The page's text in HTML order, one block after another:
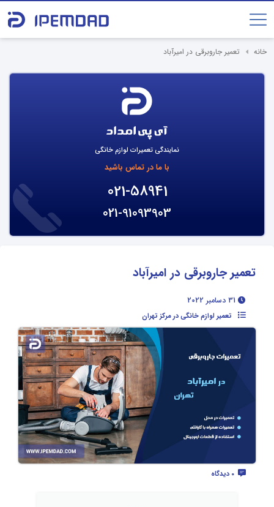
خانه تعمیر جاروبرقی در امیرآباد
نمایندگی تعمیرات لوازم خانگی
با ما در تماس باشید
021-58941
021-91093903
تعمیر جاروبرقی در امیرآباد
تعمیر لوازم خانگی در مرکز تهران